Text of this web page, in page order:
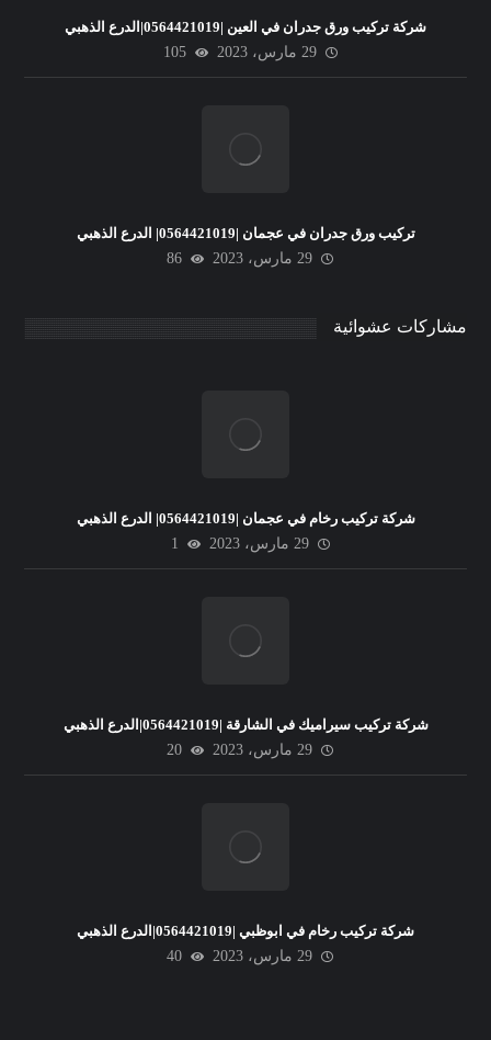
شركة تركيب ورق جدران في العين |0564421019|الدرع الذهبي
29 مارس، 2023
105
تركيب ورق جدران في عجمان |0564421019| الدرع الذهبي
29 مارس، 2023
86
مشاركات عشوائية
شركة تركيب رخام في عجمان |0564421019| الدرع الذهبي
29 مارس، 2023
1
شركة تركيب سيراميك في الشارقة |0564421019|الدرع الذهبي
29 مارس، 2023
20
شركة تركيب رخام في ابوظبي |0564421019|الدرع الذهبي
29 مارس، 2023
40